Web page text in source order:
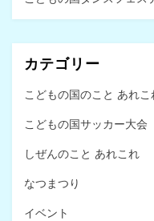
カテゴリー
こどもの国のこと あれこ
こどもの国サッカー大会
しぜんのこと あれこれ
なつまつり
イベント